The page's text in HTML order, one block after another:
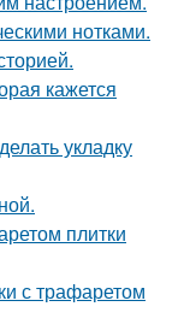
нотками.
кажется
укладку
плитки
с трафаретом